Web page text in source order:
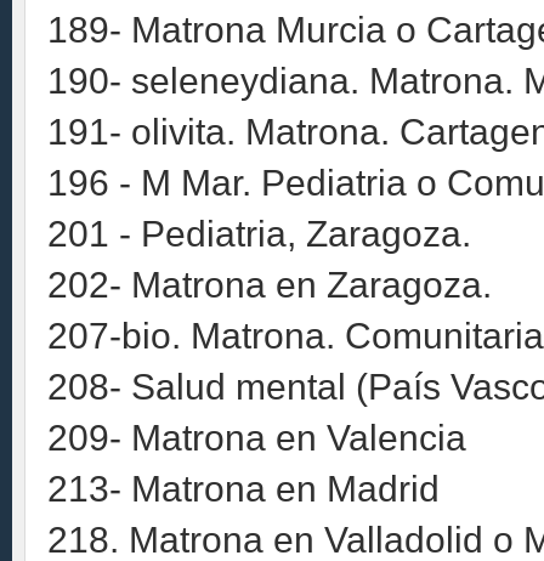
189- Matrona Murcia o
190- seleneydiana. Matrona.
191- olivita. Matrona.
196 - M Mar. Pediatria o
201 - Pediatria, Zaragoza.
202- Matrona en Zaragoza.
207-bio. Matrona.
208- Salud mental (País
209- Matrona en Valencia
213- Matrona en Madrid
218. Matrona en Valladolid o